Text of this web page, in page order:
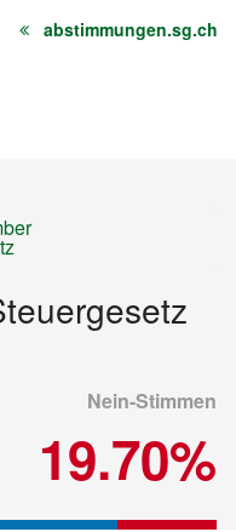
abstimmungen.sg.ch
Nein-Stimmen
19.70%